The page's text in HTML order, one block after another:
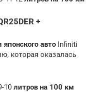
+
авто Infiniti
которая оказалась
10 литров на 100 км